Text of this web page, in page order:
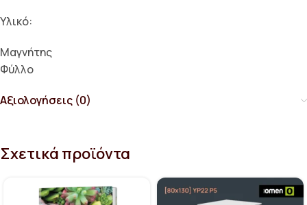
Υλικό:
Μαγνήτης
Φύλλο
Αξιολογήσεις (0)
Σχετικά προϊόντα